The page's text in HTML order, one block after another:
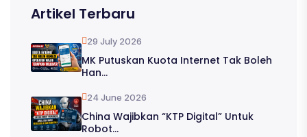
Artikel Terbaru
29 July 2026
MK Putuskan Kuota Internet Tak Boleh
Han...
24 June 2026
China Wajibkan “KTP Digital” Untuk
Robot...